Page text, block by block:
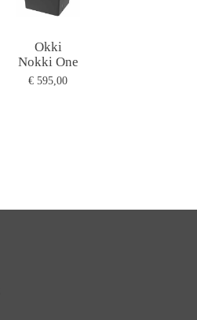
Okki
Nokki One
€ 595,00